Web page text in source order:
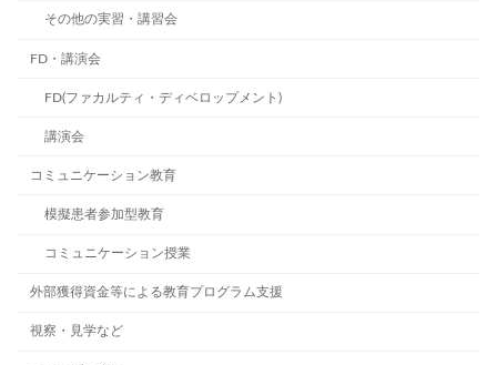
その他の実習・講習会
FD・講演会
FD(ファカルティ・ディベロップメント)
講演会
コミュニケーション教育
模擬患者参加型教育
コミュニケーション授業
外部獲得資金等による教育プログラム支援
視察・見学など